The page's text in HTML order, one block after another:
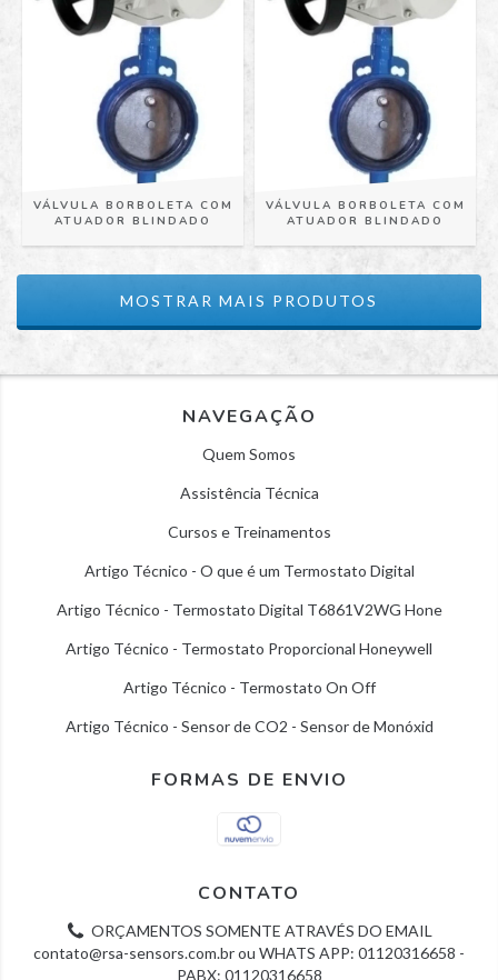
VÁLVULA BORBOLETA COM
ATUADOR BLINDADO
VÁLVULA BORBOLETA COM
ATUADOR BLINDADO
MOSTRAR MAIS PRODUTOS
NAVEGAÇÃO
Quem Somos
Assistência Técnica
Cursos e Treinamentos
Artigo Técnico - O que é um Termostato Digital
Artigo Técnico - Termostato Digital T6861V2WG Hone
Artigo Técnico - Termostato Proporcional Honeywell
Artigo Técnico - Termostato On Off
Artigo Técnico - Sensor de CO2 - Sensor de Monóxid
FORMAS DE ENVIO
CONTATO
ORÇAMENTOS SOMENTE ATRAVÉS DO EMAIL
contato@rsa-sensors.com.brou WHATS APP: 01120316658 -
PABX: 01120316658